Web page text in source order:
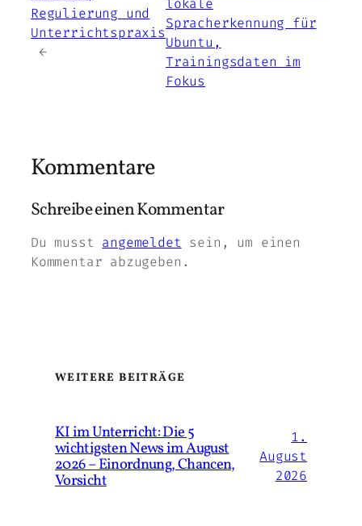
Regulierung und
Unterrichtspraxis
→
lokale
Spracherkennung für
Ubuntu,
Trainingsdaten im
Fokus
Kommentare
Schreibe einen Kommentar
Du musst angemeldet sein, um einen
Kommentar abzugeben.
WEITERE BEITRÄGE
KI im Unterricht: Die 5
wichtigsten News im August
2026 – Einordnung, Chancen,
Vorsicht
1.
August
2026